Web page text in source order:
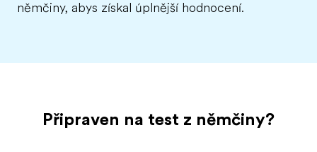
němčiny, abys získal úplnější hodnocení.
Připraven na test z němčiny?